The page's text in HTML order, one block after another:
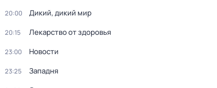
20:00 Дикий, дикий мир
20:15 Лекарство от здоровья
23:00 Новости
23:25 Западня